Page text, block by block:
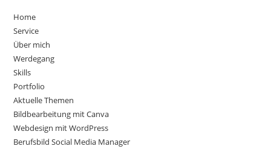
Home
Service
Über mich
Werdegang
Skills
Portfolio
Aktuelle Themen
Bildbearbeitung mit Canva
Webdesign mit WordPress
Berufsbild Social Media Manager